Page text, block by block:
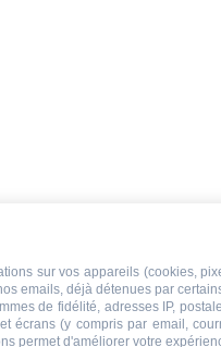
sur vos appareils (cookies,
emails, déjà détenues par
de fidélité, adresses IP,
écrans (y compris par email,
permet d'améliorer votre